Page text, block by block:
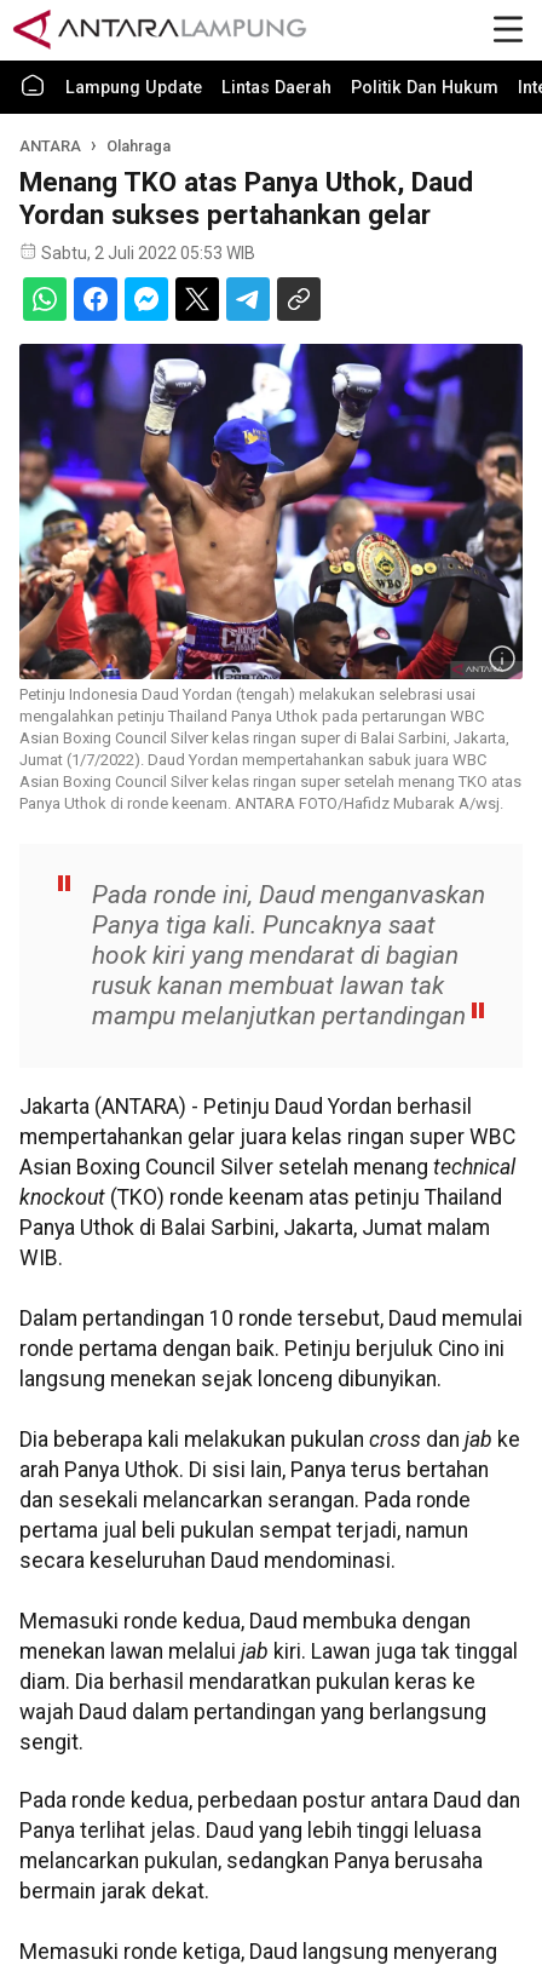
Lampung Update Lintas Daerah Politik Dan Hukum
ANTARA Olahraga
Menang TKO atas Panya Uthok, Daud
Yordan sukses pertahankan gelar
Sabtu, 2 Juli 2022 05:53 WIB
Petinju Indonesia Daud Yordan (tengah) melakukan selebrasi usai
mengalahkan petinju Thailand Panya Uthok pada pertarungan WBC
Asian Boxing Council Silver kelas ringan super di Balai Sarbini, Jakarta,
Jumat (1/7/2022). Daud Yordan mempertahankan sabuk juara WBC
Asian Boxing Council Silver kelas ringan super setelah menang TKO atas
Panya Uthok di ronde keenam. ANTARA FOTO/Hafidz Mubarak A/wsj.
Pada ronde ini, Daud menganvaskan
Panya tiga kali. Puncaknya saat
hook kiri yang mendarat di bagian
rusuk kanan membuat lawan tak
mampu melanjutkan pertandingan
Jakarta (ANTARA) - Petinju Daud Yordan berhasil
mempertahankan gelar juara kelas ringan super WBC
Asian Boxing Council Silver setelah menang technical
knockout (TKO) ronde keenam atas petinju Thailand
Panya Uthok di Balai Sarbini, Jakarta, Jumat malam
WIB.
Dalam pertandingan 10 ronde tersebut, Daud memulai
ronde pertama dengan baik. Petinju berjuluk Cino ini
langsung menekan sejak lonceng dibunyikan.
Dia beberapa kali melakukan pukulan cross dan jab ke
arah Panya Uthok. Di sisi lain, Panya terus bertahan
dan sesekali melancarkan serangan. Pada ronde
pertama jual beli pukulan sempat terjadi, namun
secara keseluruhan Daud mendominasi.
Memasuki ronde kedua, Daud membuka dengan
menekan lawan melalui jab kiri. Lawan juga tak tinggal
diam. Dia berhasil mendaratkan pukulan keras ke
wajah Daud dalam pertandingan yang berlangsung
sengit.
Pada ronde kedua, perbedaan postur antara Daud dan
Panya terlihat jelas. Daud yang lebih tinggi leluasa
melancarkan pukulan, sedangkan Panya berusaha
bermain jarak dekat.
Memasuki ronde ketiga, Daud langsung menyerang